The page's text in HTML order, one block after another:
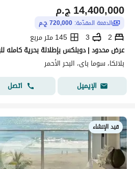
ج.م14,400,000
الدفعة المقدّمة: 720,000 ج.م
2
3
145 متر مربع
بلانكا، سوما باى، البحر الأحمر
الإيميل
اتصل
قيد الإنشاء